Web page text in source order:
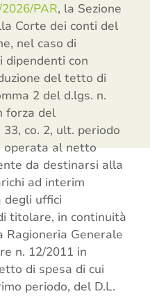
PAR, la Sezione
Corte dei conti del
nel caso di
dipendenti con
del tetto di
2 del d.lgs. n.
forza del
33, co. 2, ult. periodo
operata al netto
da destinarsi alla
ad interim
degli uffici
titolare, in continuità
Generale
n. 12/2011 in
di spesa di cui
periodo, del D.L.